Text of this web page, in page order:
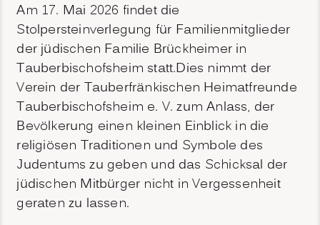
Am 17. Mai 2026 findet die
Stolpersteinverlegung für Familienmitglieder
der jüdischen Familie Brückheimer in
Tauberbischofsheim statt.Dies nimmt der
Verein der Tauberfränkischen Heimatfreunde
Tauberbischofsheim e. V. zum Anlass, der
Bevölkerung einen kleinen Einblick in die
religiösen Traditionen und Symbole des
Judentums zu geben und das Schicksal der
jüdischen Mitbürger nicht in Vergessenheit
geraten zu lassen.